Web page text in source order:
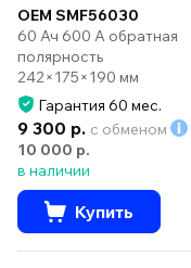
OEM SMF56030
60 Ач 600 А обратная
полярность
242×175×190 мм
Гарантия 60 мес.
9 300 р. с обменом
10 000 р.
в наличии
Купить